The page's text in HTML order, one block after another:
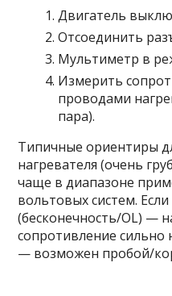
Двигатель
Отсоединить
Мультиметр в
Измерить
проводами
пара).
Типичные ориентиры
нагревателя (очень
чаще в диапазоне
вольтовых систем.
(бесконечность/OL) —
сопротивление
— возможен пробой/